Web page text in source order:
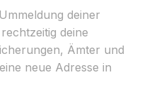
deiner
deine
Ämter und
neue Adresse in